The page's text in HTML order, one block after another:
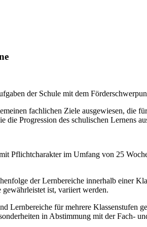
der Schule mit dem
fachlichen Ziele ausgewiesen, die
die Progression des schulischen Lernens
Pflichtcharakter im Umfang von 25
der Lernbereiche innerhalb einer
ist, variiert werden.
Lernbereiche für mehrere Klassenstufen
in Abstimmung mit der Fach-